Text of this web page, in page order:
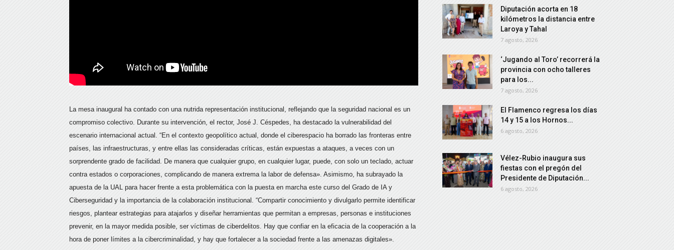
La mesa inaugural ha contado con una nutrida representación institucional, reflejando que la seguridad nacional es un
compromiso colectivo. Durante su intervención, el rector, José J. Céspedes, ha destacado la vulnerabilidad del
escenario internacional actual. “En el contexto geopolítico actual, donde el ciberespacio ha borrado las fronteras entre
países, las infraestructuras, y entre ellas las consideradas críticas, están expuestas a ataques, a veces con un
sorprendente grado de facilidad. De manera que cualquier grupo, en cualquier lugar, puede, con solo un teclado, actuar
contra estados o corporaciones, complicando de manera extrema la labor de defensa». Asimismo, ha subrayado la
apuesta de la UAL para hacer frente a esta problemática con la puesta en marcha este curso del Grado de IA y
Ciberseguridad y la importancia de la colaboración institucional. “Compartir conocimiento y divulgarlo permite identificar
riesgos, plantear estrategias para atajarlos y diseñar herramientas que permitan a empresas, personas e instituciones
prevenir, en la mayor medida posible, ser víctimas de ciberdelitos. Hay que confiar en la eficacia de la cooperación a la
hora de poner límites a la cibercriminalidad, y hay que fortalecer a la sociedad frente a las amenazas digitales».
Diputación acorta en 18
kilómetros la distancia entre
Laroya y Tahal
7 agosto, 2026
‘Jugando al Toro’ recorrerá la
provincia con ocho talleres
para los...
7 agosto, 2026
El Flamenco regresa los días
14 y 15 a los Hornos...
6 agosto, 2026
Vélez-Rubio inaugura sus
fiestas con el pregón del
Presidente de Diputación...
6 agosto, 2026